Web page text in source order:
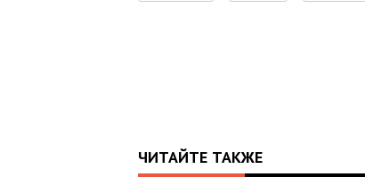
ЧИТАЙТЕ ТАКЖЕ